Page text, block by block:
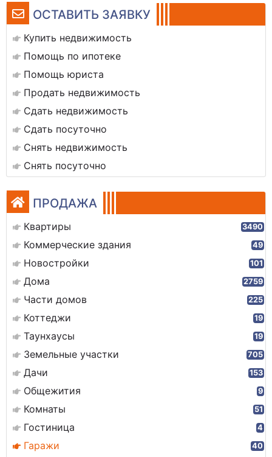
ОСТАВИТЬ ЗАЯВКУ
Купить недвижимость
Помощь по ипотеке
Помощь юриста
Продать недвижимость
Сдать недвижимость
Сдать посуточно
Снять недвижимость
Снять посуточно
ПРОДАЖА
Квартиры 3490
Коммерческие здания 49
Новостройки 101
Дома 2759
Части домов 225
Коттеджи 19
Таунхаусы 19
Земельные участки 705
Дачи 153
Общежития 9
Комнаты 51
Гостиница 4
Гаражи 40